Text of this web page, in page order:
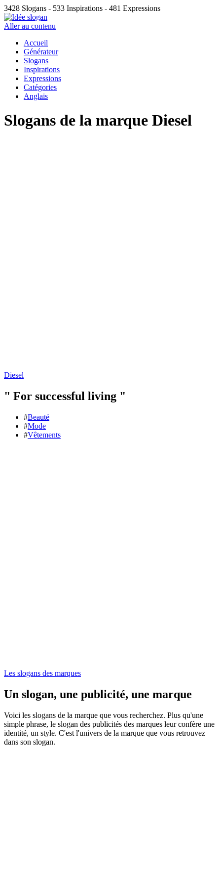
3428 Slogans - 533 Inspirations - 481 Expressions
Aller au contenu
Accueil
Générateur
Slogans
Inspirations
Expressions
Catégories
Anglais
Slogans de la marque Diesel
Diesel
" For successful living "
#Beauté
#Mode
#Vêtements
Les slogans des marques
Un slogan, une publicité, une marque
Voici les slogans de la marque que vous recherchez. Plus qu'une
simple phrase, le slogan des publicités des marques leur confère une
identité, un style. C'est l'univers de la marque que vous retrouvez
dans son slogan.